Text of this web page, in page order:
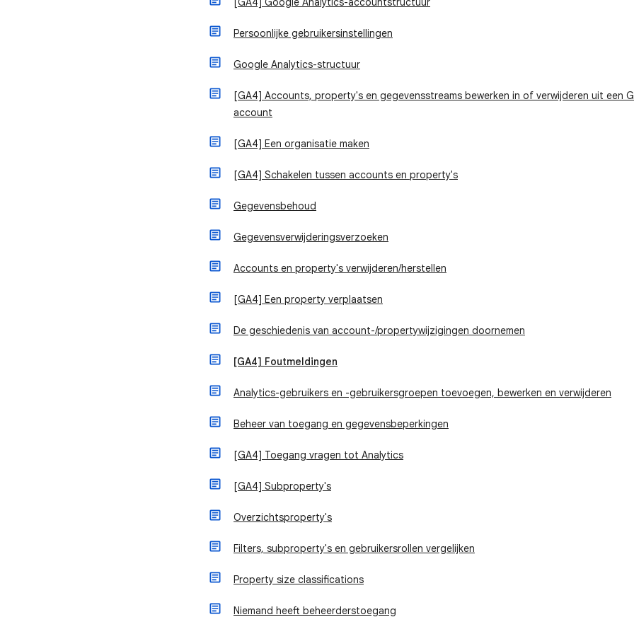
Persoonlijke gebruikersinstellingen
Google Analytics-structuur
[GA4] Accounts, property's en gegevensstreams bewerken in of verwijderen uit een
account
[GA4] Een organisatie maken
[GA4] Schakelen tussen accounts en property's
Gegevensbehoud
Gegevensverwijderingsverzoeken
Accounts en property's verwijderen/herstellen
[GA4] Een property verplaatsen
De geschiedenis van account-/propertywijzigingen doornemen
[GA4] Foutmeldingen
Analytics-gebruikers en -gebruikersgroepen toevoegen, bewerken en verwijderen
Beheer van toegang en gegevensbeperkingen
[GA4] Toegang vragen tot Analytics
[GA4] Subproperty's
Overzichtsproperty's
Filters, subproperty's en gebruikersrollen vergelijken
Property size classifications
Niemand heeft beheerderstoegang